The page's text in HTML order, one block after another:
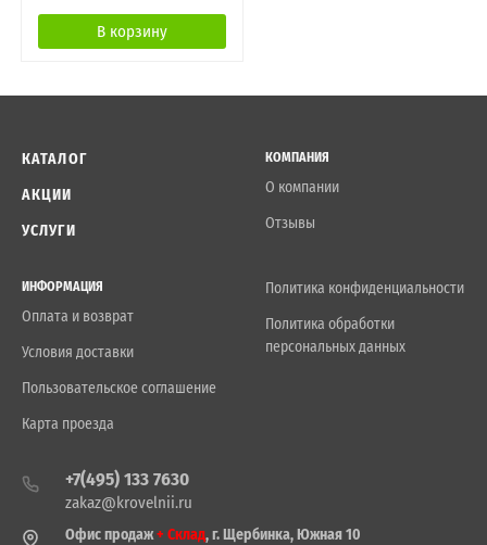
В корзину
КАТАЛОГ
АКЦИИ
УСЛУГИ
КОМПАНИЯ
О компании
Отзывы
ИНФОРМАЦИЯ
Оплата и возврат
Условия доставки
Пользовательское соглашение
Карта проезда
Политика конфиденциальности
Политика обработки
персональных данных
+7(495) 133 7630
zakaz@krovelnii.ru
Офис продаж+ Склад, г. Щербинка, Южная 10